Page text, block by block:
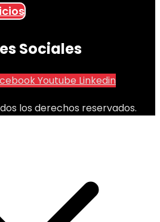
Sociales
Youtube Linkedin
los derechos reservados.